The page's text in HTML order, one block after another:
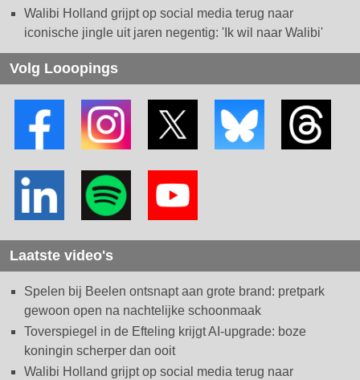
Walibi Holland grijpt op social media terug naar
iconische jingle uit jaren negentig: 'Ik wil naar Walibi'
Volg Looopings
Laatste video's
Spelen bij Beelen ontsnapt aan grote brand: pretpark
gewoon open na nachtelijke schoonmaak
Toverspiegel in de Efteling krijgt AI-upgrade: boze
koningin scherper dan ooit
Walibi Holland grijpt op social media terug naar